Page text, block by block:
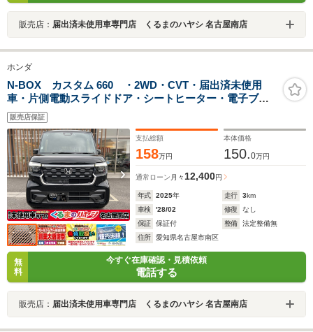
販売店： 届出済未使用車専門店 くるまのハヤシ 名古屋南店
ホンダ
N-BOX カスタム 660 ・2WD・CVT・届出済未使用
車・片側電動スライドドア・シートヒーター・電子ブレ
ーキ・ブレーキホールド・LEDヘッドライト・クリアラ
ンスソナー・アイドリングストップ・バックカメラ
販売店保証
支払総額
158万円
本体価格
150.0万円
通常ローン 月々12,400円
年式 2025年 走行 3km
車検
'28/02 修復
なし
保証
保証付 整備
法定整備無
住所
愛知県名古屋市南区
無
料
今すぐ在庫確認・見積依頼
電話する
販売店： 届出済未使用車専門店 くるまのハヤシ 名古屋南店